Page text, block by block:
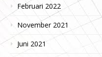
Februari 2022
November 2021
Juni 2021